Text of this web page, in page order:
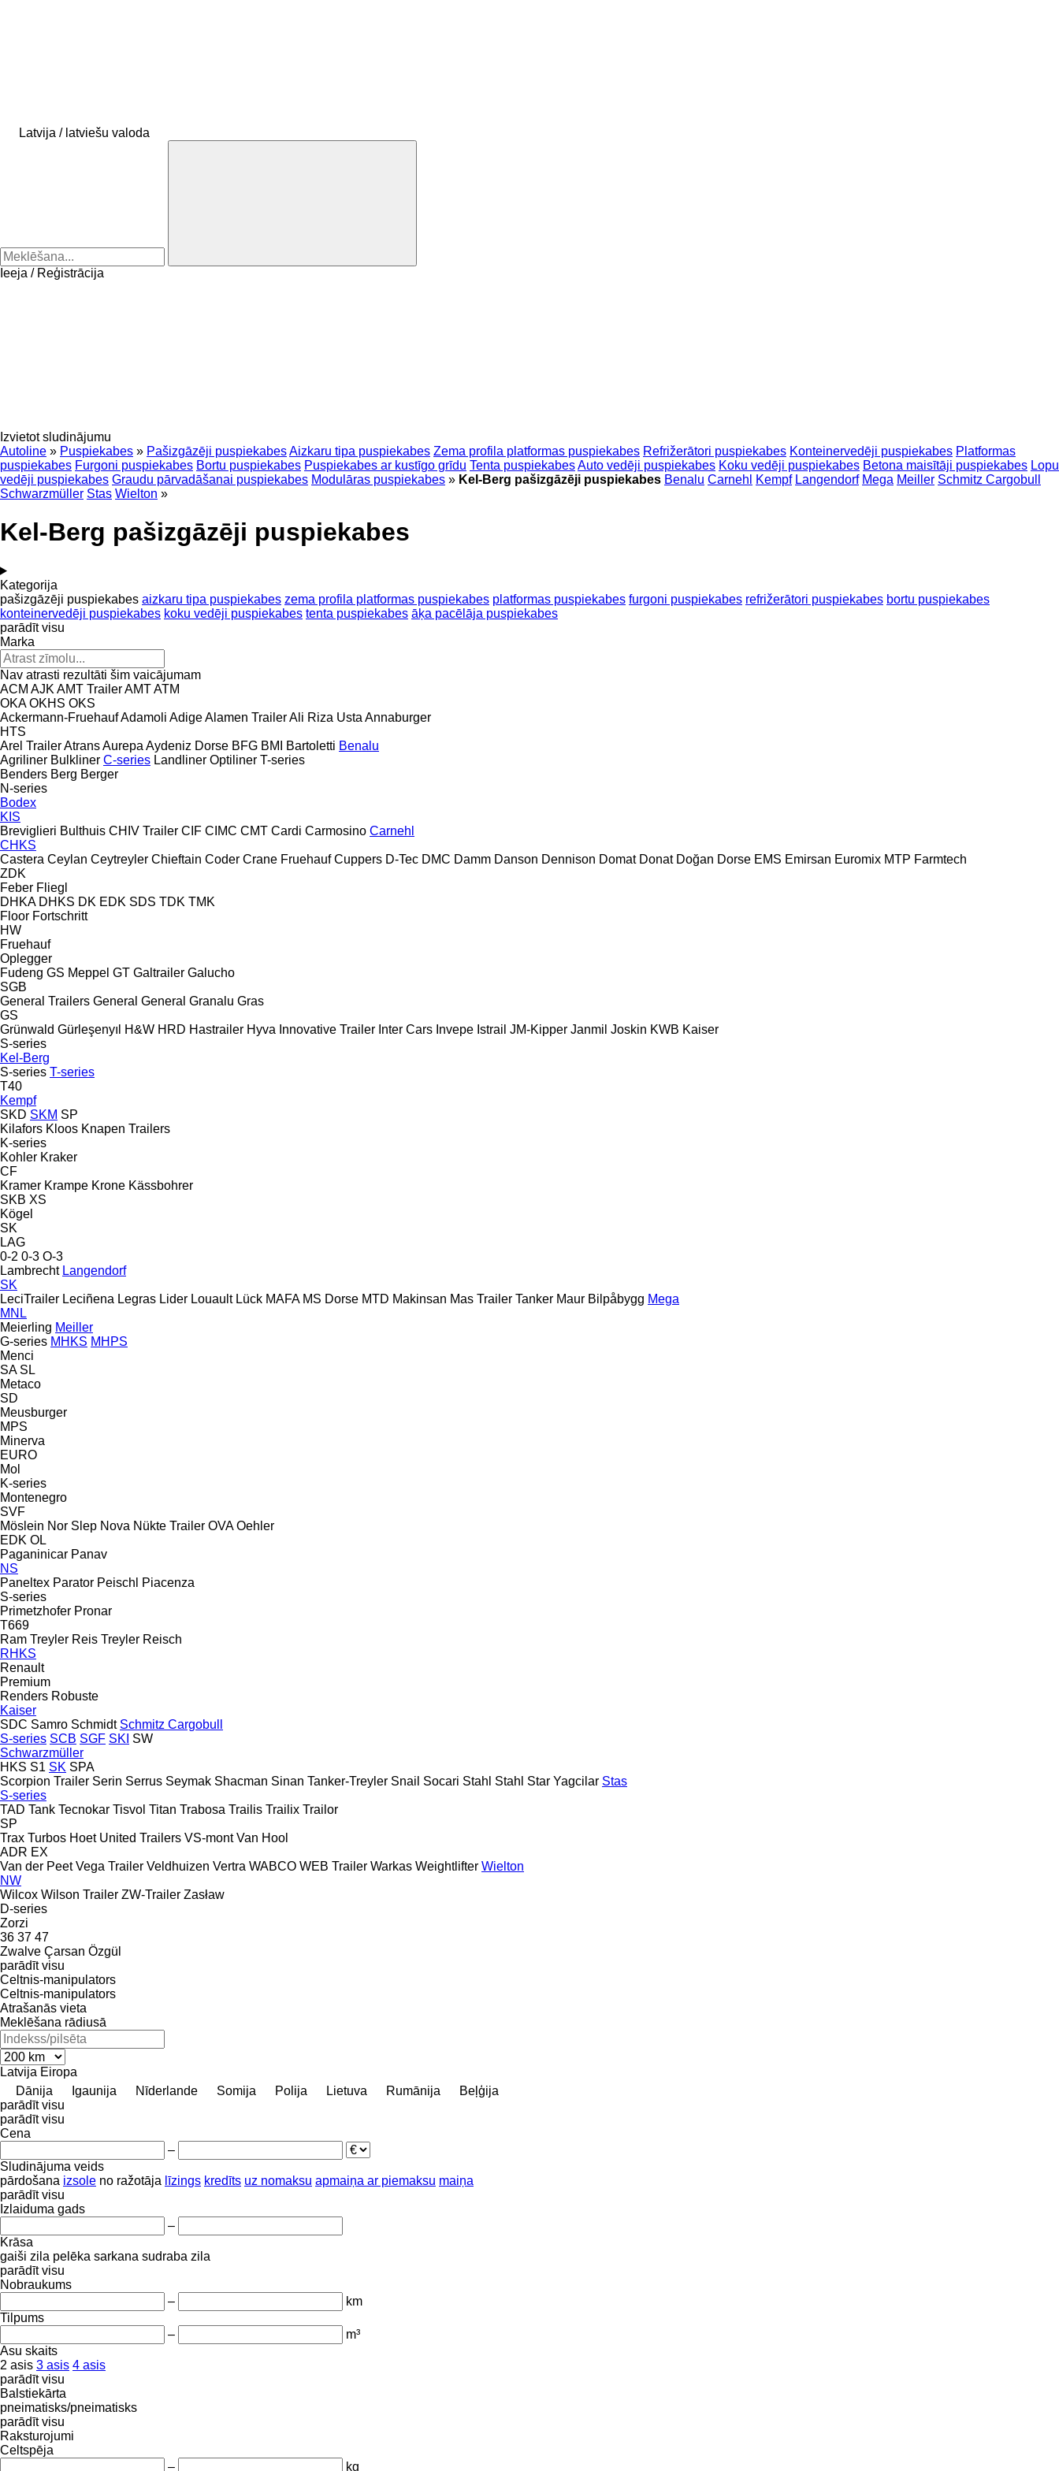
Latvija / latviešu valoda
Ieeja / Reģistrācija
Izvietot sludinājumu
Autoline » Puspiekabes » Pašizgāzēji puspiekabesAizkaru tipa puspiekabes Zema profila platformas puspiekabes Refrižerātori puspiekabes Konteinervedēji puspiekabes Platformas
puspiekabes Furgoni puspiekabes Bortu puspiekabes Puspiekabes ar kustīgo grīdu Tenta puspiekabesAuto vedēji puspiekabes Koku vedēji puspiekabes Betona maisītāji puspiekabes Lopu
vedēji puspiekabes Graudu pārvadāšanai puspiekabes Modulāras puspiekabes » Kel-Berg pašizgāzēji puspiekabes Benalu Carnehl Kempf Langendorf Mega Meiller Schmitz Cargobull
Schwarzmüller Stas Wielton »
Kel-Berg pašizgāzēji puspiekabes
Kategorija
pašizgāzēji puspiekabes aizkaru tipa puspiekabes zema profila platformas puspiekabes platformas puspiekabes furgoni puspiekabes refrižerātori puspiekabes bortu puspiekabes
konteinervedēji puspiekabes koku vedēji puspiekabes tenta puspiekabes āķa pacēlāja puspiekabes
parādīt visu
Marka
Nav atrasti rezultāti šim vaicājumam
ACM AJK AMT TrailerAMTATM
OKA OKHS OKS
Ackermann-FruehaufAdamoli AdigeAlamen TrailerAli Riza Usta Annaburger
HTS
Arel TrailerAtransAurepa Aydeniz Dorse BFG BMI Bartoletti Benalu
Agriliner Bulkliner C-series Landliner Optiliner T-series
Benders Berg Berger
N-series
Bodex
KIS
Breviglieri Bulthuis CHIV Trailer CIF CIMC CMT Cardi Carmosino Carnehl
CHKS
Castera Ceylan Ceytreyler Chieftain Coder Crane Fruehauf Cuppers D-Tec DMC Damm Danson Dennison Domat Donat Doğan Dorse EMS Emirsan Euromix MTP Farmtech
ZDK
Feber Fliegl
DHKA DHKS DK EDK SDS TDK TMK
Floor Fortschritt
HW
Fruehauf
Oplegger
Fudeng GS Meppel GT Galtrailer Galucho
SGB
General Trailers General General Granalu Gras
GS
Grünwald Gürleşenyıl H&W HRD Hastrailer Hyva Innovative Trailer Inter Cars Invepe Istrail JM-Kipper Janmil Joskin KWB Kaiser
S-series
Kel-Berg
S-series T-series
T40
Kempf
SKD SKM SP
Kilafors Kloos Knapen Trailers
K-series
Kohler Kraker
CF
Kramer Krampe Krone Kässbohrer
SKB XS
Kögel
SK
LAG
0-2 0-3 O-3
Lambrecht Langendorf
SK
LeciTrailer Leciñena Legras Lider Louault Lück MAFA MS Dorse MTD Makinsan Mas Trailer Tanker Maur Bilpåbygg Mega
MNL
Meierling Meiller
G-series MHKS MHPS
Menci
SA SL
Metaco
SD
Meusburger
MPS
Minerva
EURO
Mol
K-series
Montenegro
SVF
Möslein Nor Slep Nova Nükte Trailer OVA Oehler
EDK OL
Paganinicar Panav
NS
Paneltex Parator Peischl
Piacenza
S-series
Primetzhofer Pronar
T669
Ram Treyler Reis Treyler Reisch
RHKS
Renault
Premium
Renders Robuste
Kaiser
SDC Samro Schmidt Schmitz Cargobull
S-series SCB SGF SKI SW
Schwarzmüller
HKS S1 SK SPA
Scorpion Trailer Serin Serrus Seymak Shacman Sinan Tanker-Treyler Snail Socari Stahl Stahl Star Yagcilar Stas
S-series
TAD Tank Tecnokar Tisvol Titan Trabosa Trailis Trailix Trailor
SP
Trax Turbos Hoet United Trailers VS-mont Van Hool
ADR EX
Van der Peet Vega Trailer Veldhuizen Vertra WABCO WEB Trailer Warkas Weightlifter Wielton
NW
Wilcox Wilson Trailer ZW-Trailer Zasław
D-series
Zorzi
36 37 47
Zwalve Çarsan Özgül
parādīt visu
Celtnis-manipulators
Celtnis-manipulators
Atrašanās vieta
Meklēšana rādiusā
Latvija Eiropa
Dānija
Igaunija Nīderlande Somija Polija Lietuva Rumānija
Beļģija
parādīt visu
parādīt visu
Cena
–
Sludinājuma veids
pārdošana izsole no ražotāja līzings kredīts uz nomaksu apmaiņa ar piemaksu maiņa
parādīt visu
Izlaiduma gads
–
Krāsa
gaiši zila pelēka sarkana sudraba zila
parādīt visu
Nobraukums
–
km
Tilpums
–
m³
Asu skaits
2 asis 3 asis 4 asis
parādīt visu
Balstiekārta
pneimatisks/pneimatisks
parādīt visu
Raksturojumi
Celtspēja
–
kg